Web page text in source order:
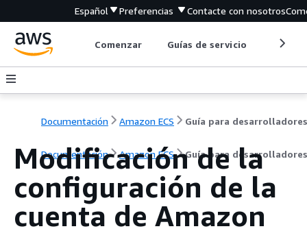
Español Preferencias Contacte con nosotros
Comenzar Guías de servicio
Documentación Amazon ECS Guía para desarrolladores
Documentación Amazon ECS Guía para desarrolladores
Modificación de la
configuración de la
cuenta de Amazon